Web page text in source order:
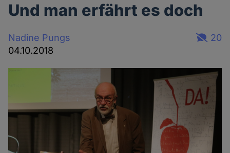
Und man erfährt es doch
Nadine Pungs
04.10.2018
20